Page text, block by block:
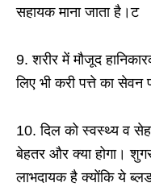
सहायक माना जाता है।ट
9. शरीर में मौजूद
लिए भी करी पत्ते का सेवन
10. दिल को स्वस्थ्य व
बेहतर और क्या होगा।
लाभदायक है क्योंकि ये